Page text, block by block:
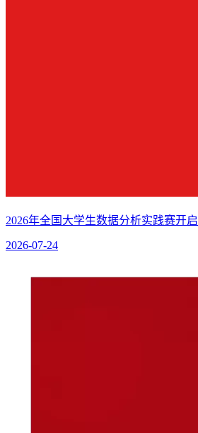
2026年全国大学生数据分析实践赛开启
2026-07-24